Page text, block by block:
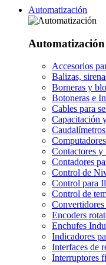
Automatización
Automatización
Accesorios
Balizas,
Borneras y
Botoneras e
Cables para
Capacitación
Contactores y
Contadores
Control de
Control para
Control de
Convertidores
Encoders
Enchufes
Indicadores
Interfaces de
Interruptores